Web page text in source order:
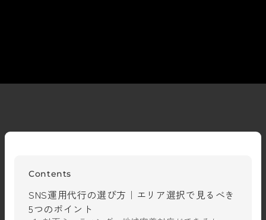
Contents
SNS運用代行の選び方｜エリア選択で見るべき
5つのポイント